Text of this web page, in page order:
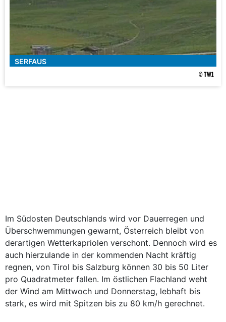
SERFAUS
© TW1
Im Südosten Deutschlands wird vor Dauerregen und
Überschwemmungen gewarnt, Österreich bleibt von
derartigen Wetterkapriolen verschont. Dennoch wird es
auch hierzulande in der kommenden Nacht kräftig
regnen, von Tirol bis Salzburg können 30 bis 50 Liter
pro Quadratmeter fallen. Im östlichen Flachland weht
der Wind am Mittwoch und Donnerstag, lebhaft bis
stark, es wird mit Spitzen bis zu 80 km/h gerechnet.